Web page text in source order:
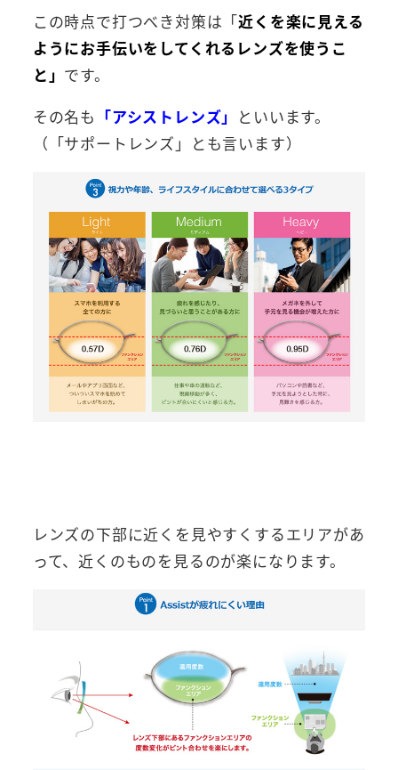
この時点で打つべき対策は「近くを楽に見える
ようにお手伝いをしてくれるレンズを使うこ
と」 です。
その名も 「アシストレンズ」 といいます。
（「サポートレンズ」とも言います）
レンズの下部に近くを見やすくするエリアがあ
って、近くのものを見るのが楽になります。